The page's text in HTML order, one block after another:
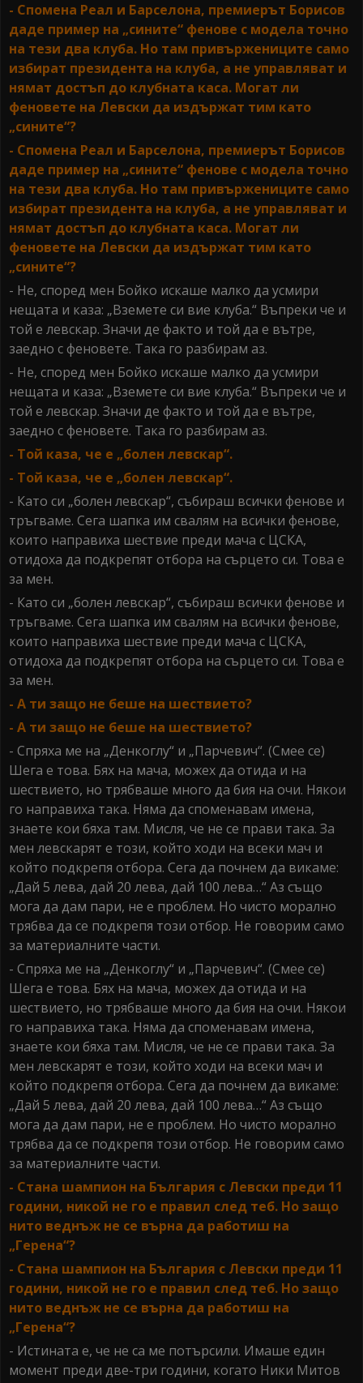
- Спомена Реал и Барселона, премиерът Борисов
даде пример на „сините“ фенове с модела точно
на тези два клуба. Но там привържениците само
избират президента на клуба, а не управляват и
нямат достъп до клубната каса. Могат ли
феновете на Левски да издържат тим като
„сините“?
- Спомена Реал и Барселона, премиерът Борисов
даде пример на „сините“ фенове с модела точно
на тези два клуба. Но там привържениците само
избират президента на клуба, а не управляват и
нямат достъп до клубната каса. Могат ли
феновете на Левски да издържат тим като
„сините“?
- Не, според мен Бойко искаше малко да усмири
нещата и каза: „Вземете си вие клуба.“ Въпреки че и
той е левскар. Значи де факто и той да е вътре,
заедно с феновете. Така го разбирам аз.
- Не, според мен Бойко искаше малко да усмири
нещата и каза: „Вземете си вие клуба.“ Въпреки че и
той е левскар. Значи де факто и той да е вътре,
заедно с феновете. Така го разбирам аз.
- Той каза, че е „болен левскар“.
- Той каза, че е „болен левскар“.
- Като си „болен левскар“, събираш всички фенове и
тръгваме. Сега шапка им свалям на всички фенове,
които направиха шествие преди мача с ЦСКА,
отидоха да подкрепят отбора на сърцето си. Това е
за мен.
- Като си „болен левскар“, събираш всички фенове и
тръгваме. Сега шапка им свалям на всички фенове,
които направиха шествие преди мача с ЦСКА,
отидоха да подкрепят отбора на сърцето си. Това е
за мен.
- А ти защо не беше на шествието?
- А ти защо не беше на шествието?
- Спряха ме на „Денкоглу“ и „Парчевич“. (Смее се)
Шега е това. Бях на мача, можех да отида и на
шествието, но трябваше много да бия на очи. Някои
го направиха така. Няма да споменавам имена,
знаете кои бяха там. Мисля, че не се прави така. За
мен левскарят е този, който ходи на всеки мач и
който подкрепя отбора. Сега да почнем да викаме:
„Дай 5 лева, дай 20 лева, дай 100 лева…“ Аз също
мога да дам пари, не е проблем. Но чисто морално
трябва да се подкрепя този отбор. Не говорим само
за материалните части.
- Спряха ме на „Денкоглу“ и „Парчевич“. (Смее се)
Шега е това. Бях на мача, можех да отида и на
шествието, но трябваше много да бия на очи. Някои
го направиха така. Няма да споменавам имена,
знаете кои бяха там. Мисля, че не се прави така. За
мен левскарят е този, който ходи на всеки мач и
който подкрепя отбора. Сега да почнем да викаме:
„Дай 5 лева, дай 20 лева, дай 100 лева…“ Аз също
мога да дам пари, не е проблем. Но чисто морално
трябва да се подкрепя този отбор. Не говорим само
за материалните части.
- Стана шампион на България с Левски преди 11
години, никой не го е правил след теб. Но защо
нито веднъж не се върна да работиш на
„Герена“?
- Стана шампион на България с Левски преди 11
години, никой не го е правил след теб. Но защо
нито веднъж не се върна да работиш на
„Герена“?
- Истината е, че не са ме потърсили. Имаше един
момент преди две-три години, когато Ники Митов